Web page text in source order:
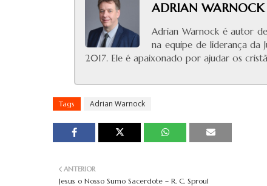
ADRIAN WARNOCK
Adrian Warnock é autor
na equipe de liderança da
2017. Ele é apaixonado por ajudar os
Tags Adrian Warnock
ANTERIOR
Jesus o Nosso Sumo Sacerdote – R. C. Sproul